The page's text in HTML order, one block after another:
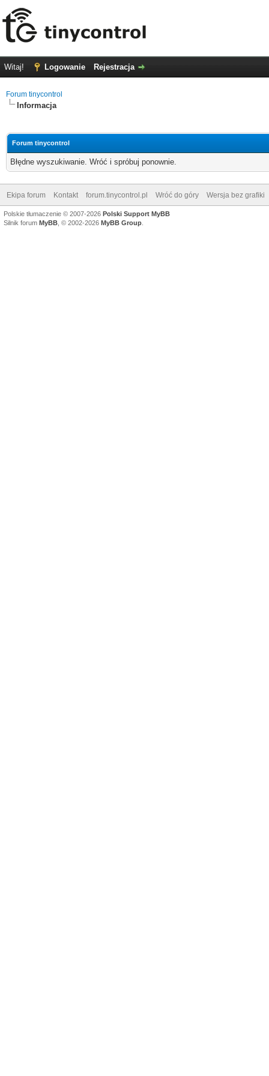
Witaj! Logowanie Rejestracja
Forum tinycontrol
Informacja
Forum tinycontrol
Błędne wyszukiwanie. Wróć i spróbuj ponownie.
Ekipa forum Kontakt forum.tinycontrol.pl Wróć do góry Wersja bez grafiki
Polskie tłumaczenie © 2007-2026 Polski Support MyBB
Silnik forum MyBB , © 2002-2026 MyBB Group